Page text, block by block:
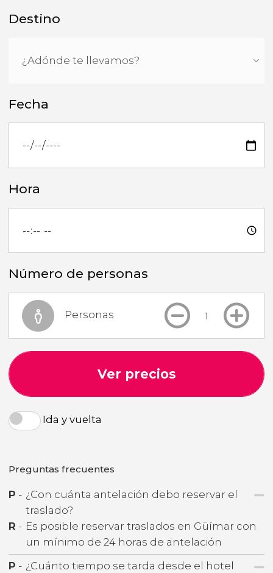
Destino
Fecha
Hora
Número de personas
Personas
Ver precios
Ida y vuelta
Preguntas frecuentes
P - ¿Con cuánta antelación debo reservar el
traslado?
R - Es posible reservar traslados en Güímar con
un mínimo de 24 horas de antelación
P - ¿Cuánto tiempo se tarda desde el hotel